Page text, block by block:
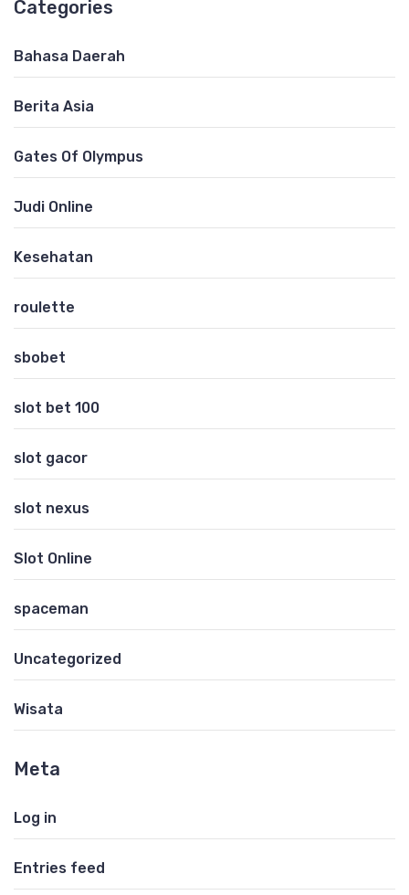
Categories
Bahasa Daerah
Berita Asia
Gates Of Olympus
Judi Online
Kesehatan
roulette
sbobet
slot bet 100
slot gacor
slot nexus
Slot Online
spaceman
Uncategorized
Wisata
Meta
Log in
Entries feed